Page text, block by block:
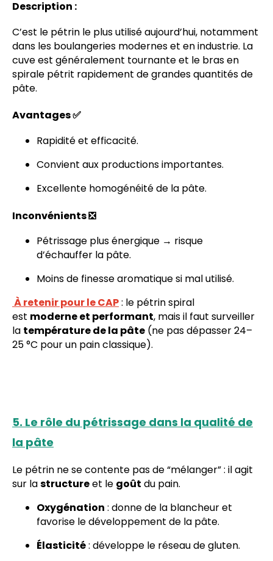
Description :
C’est le pétrin le plus utilisé aujourd’hui, notamment
dans les boulangeries modernes et en industrie. La
cuve est généralement tournante et le bras en
spirale pétrit rapidement de grandes quantités de
pâte.
Avantages ✅
Rapidité et efficacité.
Convient aux productions importantes.
Excellente homogénéité de la pâte.
Inconvénients ❎
Pétrissage plus énergique → risque
d’échauffer la pâte.
Moins de finesse aromatique si mal utilisé.
À retenir pour le CAP: le pétrin spiral
est moderne et performant, mais il faut surveiller
la température de la pâte (ne pas dépasser 24–
25 °C pour un pain classique).
5. Le rôle du pétrissage dans la qualité de
la pâte
Le pétrin ne se contente pas de “mélanger” : il agit
sur lastructureet le goût du pain.
Oxygénation : donne de la blancheur et
favorise le développement de la pâte.
Élasticité: développe le réseau de gluten.